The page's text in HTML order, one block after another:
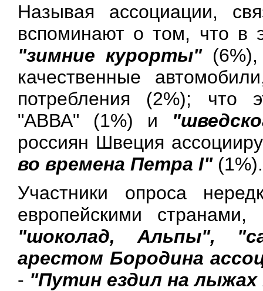
Называя ассоциации,
вспоминают о том, что в
"зимние курорты"
качественные
потребления (2%); что
"АВВА" (1%) и
россиян Швеция
во времена Петра I"(1%).
Участники опроса
европейскими
"шоколад, Альпы",
арестом Бородина
- "Путин ездил на